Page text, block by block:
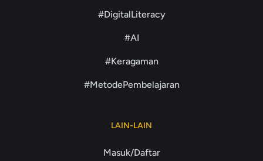
#DigitalLiteracy
#AI
#Keragaman
#MetodePembelajaran
LAIN-LAIN
Masuk/Daftar